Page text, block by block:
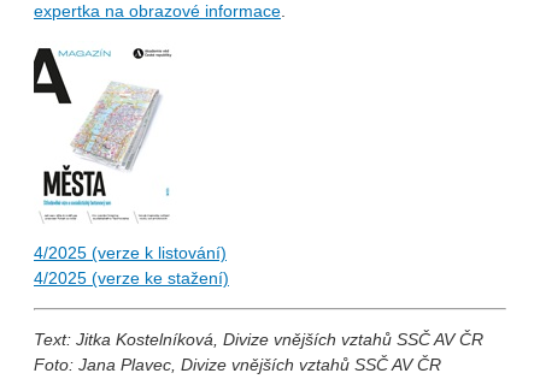
expertka na obrazové informace.
4/2025 (verze k listování)
4/2025 (verze ke stažení)
Text: Jitka Kostelníková, Divize vnějších vztahů SSČ AV ČR
Foto: Jana Plavec, Divize vnějších vztahů SSČ AV ČR